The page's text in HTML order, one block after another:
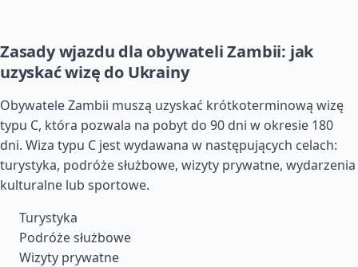
Zasady wjazdu dla obywateli Zambii: jak
uzyskać wizę do Ukrainy
Obywatele Zambii muszą uzyskać krótkoterminową wizę
typu C, która pozwala na pobyt do 90 dni w okresie 180
dni. Wiza typu C jest wydawana w następujących celach:
turystyka, podróże służbowe, wizyty prywatne, wydarzenia
kulturalne lub sportowe.
Turystyka
Podróże służbowe
Wizyty prywatne